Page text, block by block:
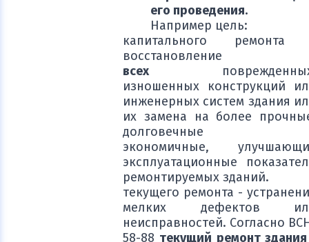
его проведения.
Например цель:
капитального ремонта
восстановление
всех
изношенных конструкций
инженерных систем здания
их замена на более
долговечные
экономичные,
эксплуатационные
ремонтируемых зданий.
текущего ремонта -
мелких дефектов
неисправностей. Согласно
58-88 текущий ремонт